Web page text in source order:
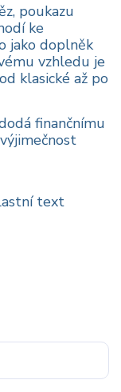
poukazu
ke
jako doplněk
vzhledu je
klasické až po
finančnímu
text